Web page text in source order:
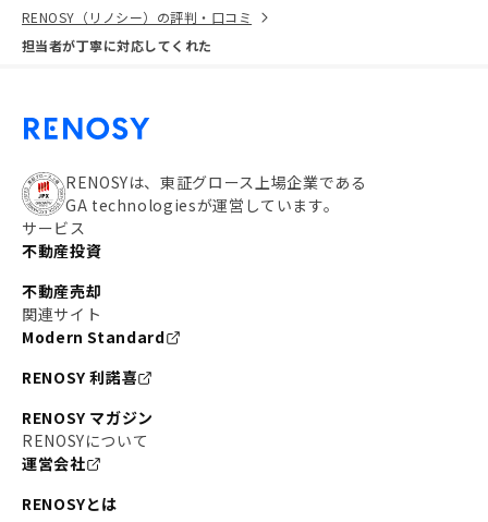
RENOSY（リノシー）の評判・口コミ
担当者が丁寧に対応してくれた
RENOSYは、東証グロース上場企業である
GA technologiesが運営しています。
サービス
不動産投資
不動産売却
関連サイト
Modern Standard
RENOSY 利諾喜
RENOSY マガジン
RENOSYについて
運営会社
RENOSYとは